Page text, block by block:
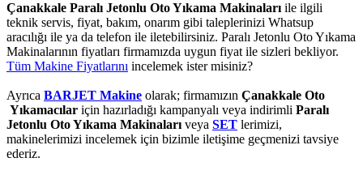
Çanakkale Paralı Jetonlu Oto Yıkama Makinalarıile ilgili
teknik servis, fiyat, bakım, onarım gibi taleplerinizi Whatsup
aracılığı ile ya da telefon ile iletebilirsiniz. Paralı Jetonlu Oto Yıkama
Makinalarının fiyatları firmamızda uygun fiyat ile sizleri bekliyor.
Tüm Makine Fiyatlarını incelemek ister misiniz?
Ayrıca BARJET Makine olarak; firmamızın Çanakkale Oto
Yıkamacılar için hazırladığı kampanyalı veya indirimli Paralı
Jetonlu Oto Yıkama Makinalarıveya SET lerimizi,
makinelerimizi incelemek için bizimle iletişime geçmenizi tavsiye
ederiz.